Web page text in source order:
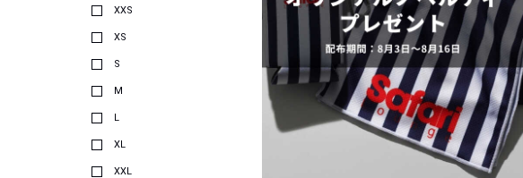
XXS
XS
S
M
L
XL
XXL